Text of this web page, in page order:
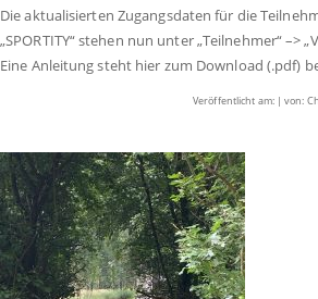
Die aktualisierten Zugangsdaten für die
„SPORTITY“ stehen nun unter „Teilnehmer“ –>
Eine Anleitung steht hier zum Download (.pdf)
Veröffentlicht am: | von: